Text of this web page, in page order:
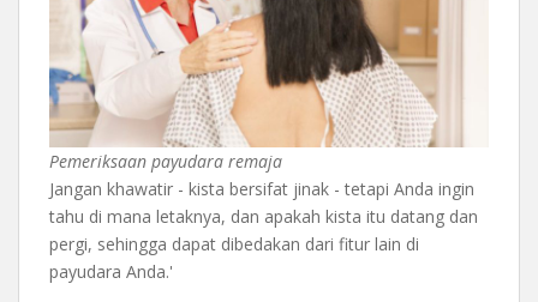
Pemeriksaan payudara remaja
Jangan khawatir - kista bersifat jinak - tetapi Anda ingin
tahu di mana letaknya, dan apakah kista itu datang dan
pergi, sehingga dapat dibedakan dari fitur lain di
payudara Anda.'